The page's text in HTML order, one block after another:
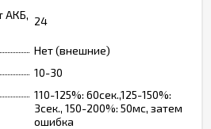
АКБ, 24
Нет (внешние)
10-30
110-125%: 60сек.,125-150%:
3сек., 150-200%: 50мс, затем
ошибка